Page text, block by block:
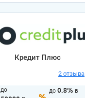
Кредит Плюс
2 отзыва
до до 0.8% в